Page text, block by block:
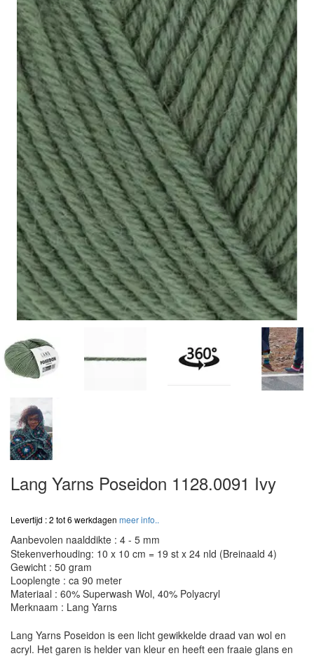
Lang Yarns Poseidon 1128.0091 Ivy
Levertijd : 2 tot 6 werkdagen meer info..
Aanbevolen naalddikte : 4 - 5 mm
Stekenverhouding: 10 x 10 cm = 19 st x 24 nld (Breinaald 4)
Gewicht : 50 gram
Looplengte : ca 90 meter
Materiaal : 60% Superwash Wol, 40% Polyacryl
Merknaam : Lang Yarns
Lang Yarns Poseidon is een licht gewikkelde draad van wol en
acryl. Het garen is helder van kleur en heeft een fraaie glans en